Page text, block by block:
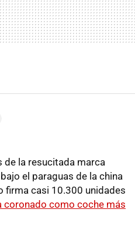
de la resucitada marca
el paraguas de la china
firma casi 10.300 unidades
coronado como coche más